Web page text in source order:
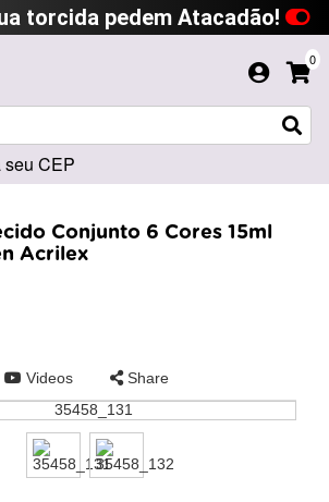
torcida pedem Atacadão!
0
CEP
Conjunto 6 Cores 15ml
Acrilex
Videos Share